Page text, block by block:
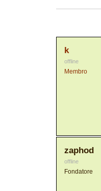
k
offline
Membro
zaphod
offline
Fondatore